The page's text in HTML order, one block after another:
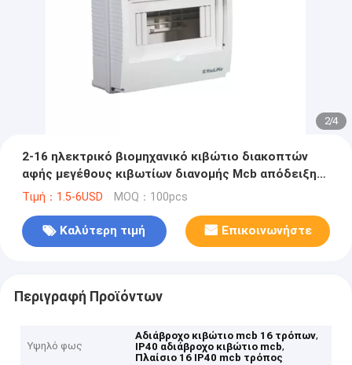
2/4
2-16 ηλεκτρικό βιομηχανικό κιβώτιο διακοπτών
αφής μεγέθους κιβωτίων διανομής Mcb απόδειξης
νερού τρόπων IP40
Τιμή：1.5-6USD MOQ：100pcs
Καλύτερη τιμή Επικοινωνήστε
Περιγραφή Προϊόντων
Υψηλό φως
Αδιάβροχο κιβώτιο mcb 16 τρόπων,
IP40 αδιάβροχο κιβώτιο mcb,
Πλαίσιο 16 IP40 mcb τρόπος